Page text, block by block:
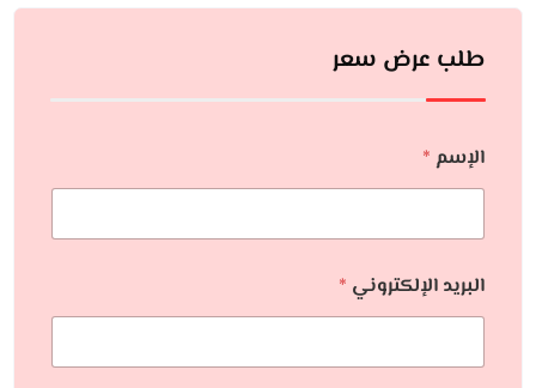
طلب عرض سعر
الإسم *
البريد الإلكتروني *